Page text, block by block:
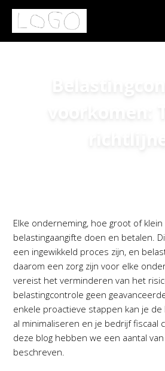
voorkomen:
Elke onderneming, hoe groot of
belastingaangifte doen en betalen.
een ingewikkeld proces zijn, en
daarom een zorg zijn voor elke
vereist het verminderen van het
belastingcontrole geen
enkele proactieve stappen kan je
al minimaliseren en je bedrijf fiscaal
deze blog hebben we een aantal
beschreven.